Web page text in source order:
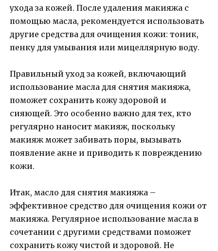
ухода за кожей. После удаления макияжа с
помощью масла, рекомендуется использовать
другие средства для очищения кожи: тоник,
пенку для умывания или мицеллярную воду.
Правильный уход за кожей, включающий
использование масла для снятия макияжа,
поможет сохранить кожу здоровой и
сияющей. Это особенно важно для тех, кто
регулярно наносит макияж, поскольку
макияж может забивать поры, вызывать
появление акне и приводить к повреждению
кожи.
Итак, масло для снятия макияжа –
эффективное средство для очищения кожи от
макияжа. Регулярное использование масла в
сочетании с другими средствами поможет
сохранить кожу чистой и здоровой. Не